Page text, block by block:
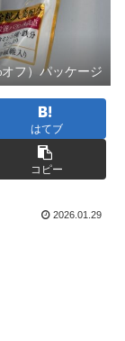
フ）パッケージ
はてブ
コピー
2026.01.29